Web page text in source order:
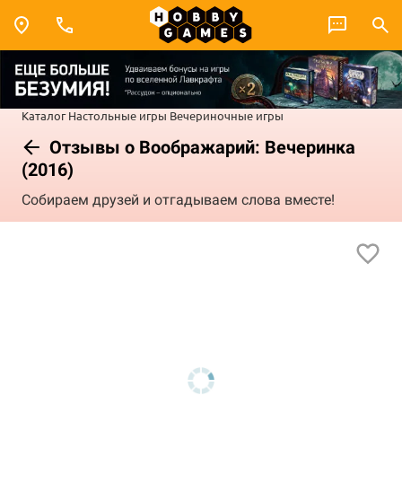
Каталог Настольные игры Вечериночные игры
Отзывы о Воображарий: Вечеринка
(2016)
Собираем друзей и отгадываем слова вместе!